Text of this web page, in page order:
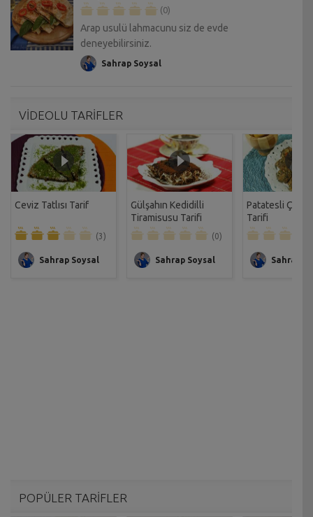
(0)
Arap usulü lahmacunu siz de evde
deneyebilirsiniz.
Sahrap Soysal
VİDEOLU TARİFLER
Ceviz Tatlısı Tarif
(3)
Sahrap Soysal
Gülşahın Kedidilli
Tiramisusu Tarifi
(0)
Sahrap Soysal
Patatesli Çıtır
Tarifi
Sahrap
POPÜLER TARİFLER